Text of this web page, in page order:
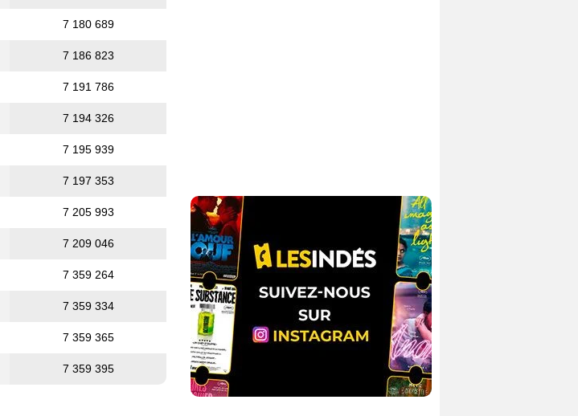
7 180 689
7 186 823
7 191 786
7 194 326
7 195 939
7 197 353
7 205 993
7 209 046
7 359 264
7 359 334
7 359 365
7 359 395